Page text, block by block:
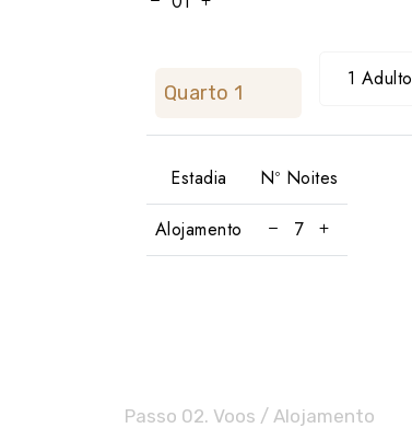
Quarto 1
1 Adulto
Estadia Nº Noites
Alojamento
Passo 02. Voos / Alojamento